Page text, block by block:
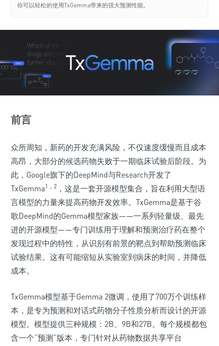
你可以轻松的使用TxGemma带来的强大预测性能。
前言
众所周知，新药的开发充满风险，不仅速度缓慢而且成本
高昂，大部分的候选药物失败于一期临床试验后阶段。为
此，Google旗下的DeepMind与Research开发了
TxGemma1，2 ，这是一套开源模型集合，旨在利用大型语
言模型的力量来提高药物开发效率。TxGemma是基于谷
歌DeepMind的Gemma模型家族——一系列轻量级、最先
进的开源模型——专门训练用于理解和预测治疗药在整个
发现过程中的特性，从识别有前景的靶点到帮助预测临床
试验结果。这有可能缩短从实验室到病床的时间，并降低
成本。
TxGemma模型基于Gemma 2微调，使用了700万个训练样
本，是专为预测和对话式药物分子性质分析而设计的开源
模型。模型提供三种规模：2B、9B和27B。每个规模都包
含一个“预测”版本，专门针对从药物数据共享平台